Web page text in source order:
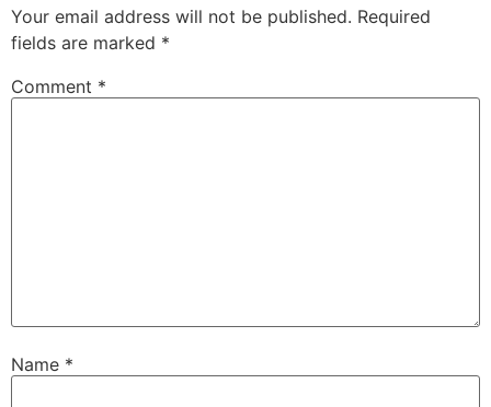
Your email address will not be published. Required
fields are marked *
Comment *
Name *